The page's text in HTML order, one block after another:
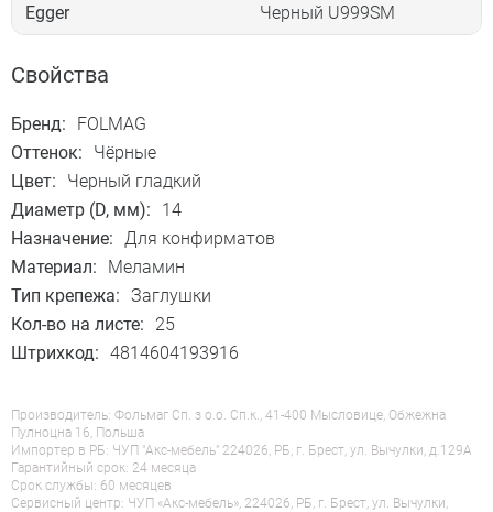
Egger Черный U999SM
Свойства
Бренд:
FOLMAG
Оттенок:
Чёрные
Цвет:
Черный гладкий
Диаметр (D, мм):
14
Назначение: Для конфирматов
Материал:
Меламин
Тип крепежа: Заглушки
Кол-во на листе:
25
Штрихкод: 4814604193916
Производитель: Фольмаг Сп. з о.о. Сп.к., 41-400 Мысловице, Обжежна
Пулноцна 16, Польша
Импортер в РБ: ЧУП "Акс-мебель" 224026, РБ, г. Брест, ул. Вычулки, д.129А
Гарантийный срок: 24 месяца
Срок службы: 60 месяцев
Сервисный центр: ЧУП «Акс-мебель», 224026, РБ, г. Брест, ул. Вычулки,